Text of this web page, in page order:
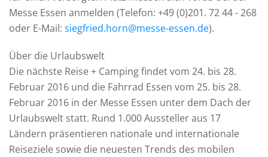
Messe Essen anmelden (Telefon: +49 (0)201. 72 44 - 268
oder E-Mail: siegfried.horn@messe-essen.de).
Über die Urlaubswelt
Die nächste Reise + Camping findet vom 24. bis 28.
Februar 2016 und die Fahrrad Essen vom 25. bis 28.
Februar 2016 in der Messe Essen unter dem Dach der
Urlaubswelt statt. Rund 1.000 Aussteller aus 17
Ländern präsentieren nationale und internationale
Reiseziele sowie die neuesten Trends des mobilen